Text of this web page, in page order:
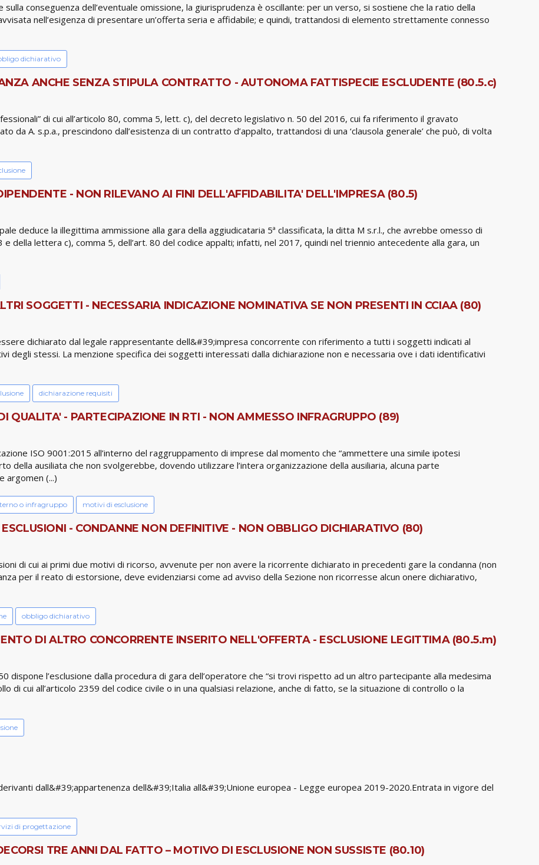
conseguenza dell’eventuale omissione, la giurisprudenza è oscillante: per un verso, si sostiene che la ratio della
nell’esigenza di presentare un’offerta seria e affidabile; e quindi, trattandosi di elemento strettamente connesso
dichiarativo
ANCHE SENZA STIPULA CONTRATTO - AUTONOMA FATTISPECIE ESCLUDENTE (80.5.c)
di cui all’articolo 80, comma 5, lett. c), del decreto legislativo n. 50 del 2016, cui fa riferimento il gravato
da A. s.p.a., prescindono dall’esistenza di un contratto d’appalto, trattandosi di una ‘clausola generale’ che può, di volta
- NON RILEVANO AI FINI DELL'AFFIDABILITA' DELL'IMPRESA (80.5)
deduce la illegittima ammissione alla gara della aggiudicataria 5ª classificata, la ditta M s.r.l., che avrebbe omesso di
della lettera c), comma 5, dell’art. 80 del codice appalti; infatti, nel 2017, quindi nel triennio antecedente alla gara, un
SOGGETTI - NECESSARIA INDICAZIONE NOMINATIVA SE NON PRESENTI IN CCIAA (80)
dichiarato dal legale rappresentante dell&#39;impresa concorrente con riferimento a tutti i soggetti indicati al
degli stessi. La menzione specifica dei soggetti interessati dalla dichiarazione non e necessaria ove i dati identificativi
dichiarazione requisiti
QUALITA' - PARTECIPAZIONE IN RTI - NON AMMESSO INFRAGRUPPO (89)
ISO 9001:2015 all’interno del raggruppamento di imprese dal momento che “ammettere una simile ipotesi
della ausiliata che non svolgerebbe, dovendo utilizzare l’intera organizzazione della ausiliaria, alcuna parte
argomen (...)
o infragruppo motivi di esclusione
- CONDANNE NON DEFINITIVE - NON OBBLIGO DICHIARATIVO (80)
di cui ai primi due motivi di ricorso, avvenute per non avere la ricorrente dichiarato in precedenti gare la condanna (non
per il reato di estorsione, deve evidenziarsi come ad avviso della Sezione non ricorresse alcun onere dichiarativo,
obbligo dichiarativo
DI ALTRO CONCORRENTE INSERITO NELL'OFFERTA - ESCLUSIONE LEGITTIMA (80.5.m)
dispone l’esclusione dalla procedura di gara dell’operatore che “si trovi rispetto ad un altro partecipante alla medesima
di cui all’articolo 2359 del codice civile o in una qualsiasi relazione, anche di fatto, se la situazione di controllo o la
dall&#39;appartenenza dell&#39;Italia all&#39;Unione europea - Legge europea 2019-2020.Entrata in vigore del
di progettazione
TRE ANNI DAL FATTO – MOTIVO DI ESCLUSIONE NON SUSSISTE (80.10)